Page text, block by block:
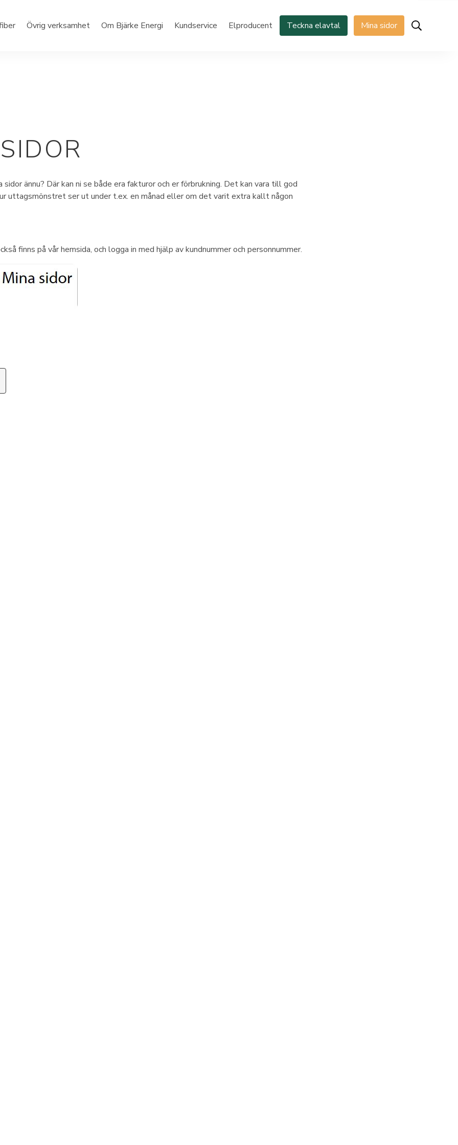
Övrig verksamhet Om Bjärke Energi Kundservice Elproducent Teckna elavtal Mina sidor
ännu? Där kan ni se både era fakturor och er förbrukning. Det kan vara till god
uttagsmönstret ser ut under t.ex. en månad eller om det varit extra kallt någon
finns på vår hemsida, och logga in med hjälp av kundnummer och personnummer.